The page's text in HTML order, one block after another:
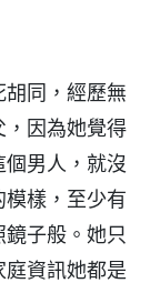
同，經歷無
，因為她覺得
男人，就沒
樣，至少有
子般。她只
資訊她都是